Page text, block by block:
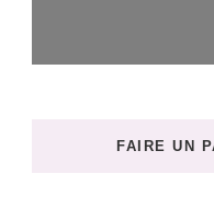
FAIRE UN